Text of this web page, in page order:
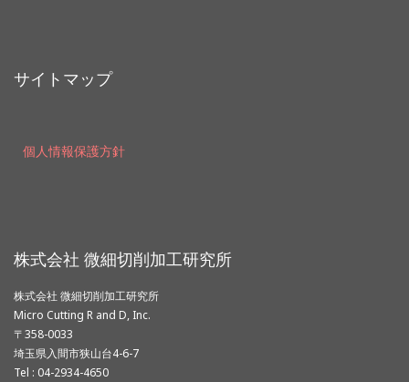
サイトマップ
個人情報保護方針
株式会社 微細切削加工研究所
株式会社 微細切削加工研究所
Micro Cutting R and D, Inc.
〒358-0033
埼玉県入間市狭山台4-6-7
Tel : 04-2934-4650